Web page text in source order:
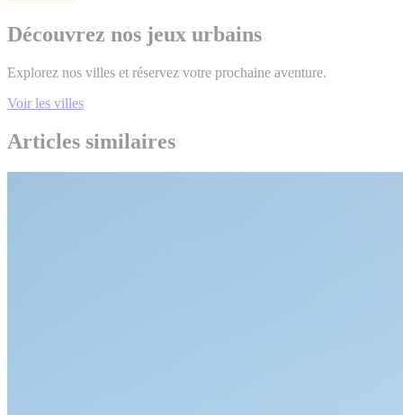
Découvrez nos jeux urbains
Explorez nos villes et réservez votre prochaine aventure.
Voir les villes
Articles similaires